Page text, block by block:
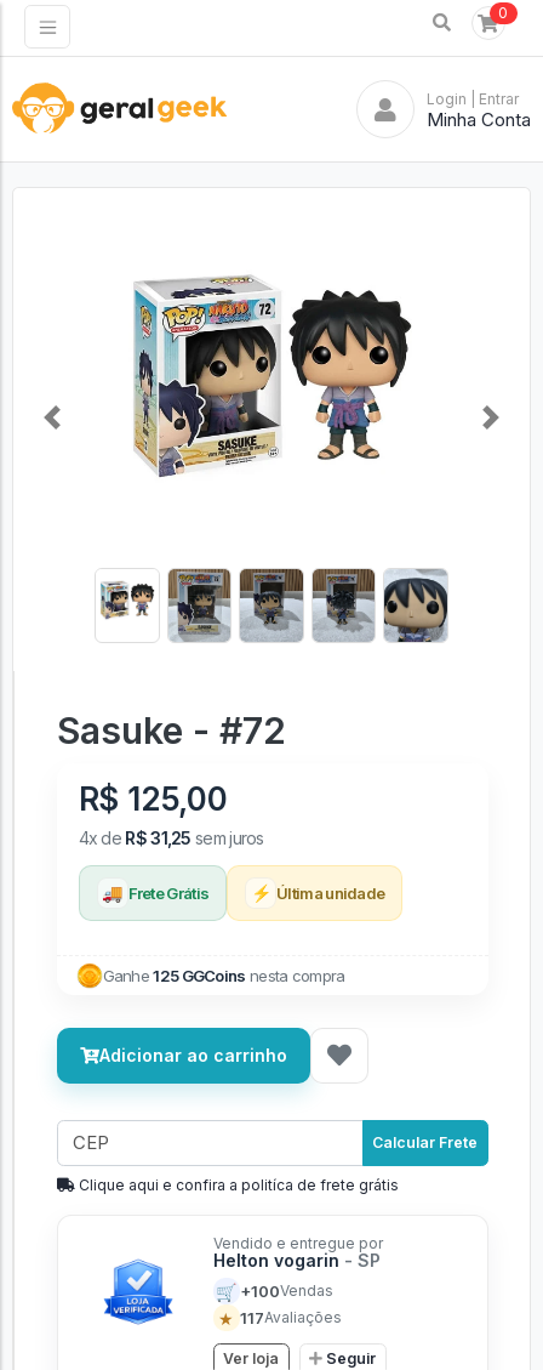
0
Login | Entrar
Minha Conta
Previous Next
Sasuke - #72
R$ 125,00
4x de R$ 31,25 sem juros
🚚 Frete Grátis ⚡ Última unidade
Ganhe125 GGCoins nesta compra
Adicionar ao carrinho
Calcular Frete
Clique aqui e confira a politíca de frete grátis
Vendido e entregue por
Helton vogarin - SP
🛒 +100Vendas
★ 117Avaliações
Ver loja Seguir